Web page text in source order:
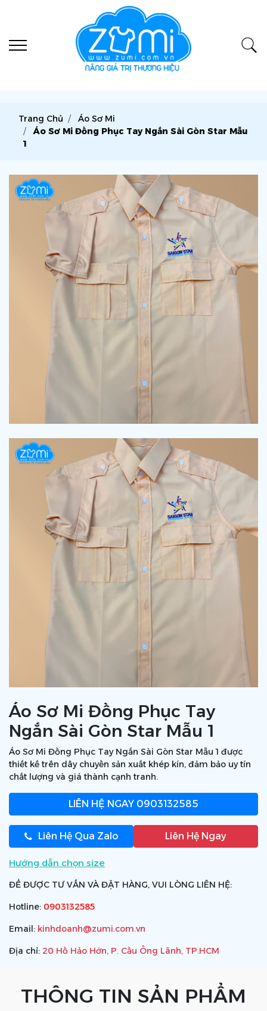
Trang Chủ
Áo Sơ Mi
Áo Sơ Mi Đồng Phục Tay Ngắn Sài Gòn Star Mẫu
1
Áo Sơ Mi Đồng Phục Tay
Ngắn Sài Gòn Star Mẫu 1
Áo Sơ Mi Đồng Phục Tay Ngắn Sài Gòn Star Mẫu 1 được
thiết kế trên dây chuyền sản xuất khép kín, đảm bảo uy tín
chất lượng và giá thành cạnh tranh.
LIÊN HỆ NGAY 0903132585
Liên Hệ Qua Zalo Liên Hệ Ngay
Hướng dẫn chọn size
ĐỂ ĐƯỢC TƯ VẤN VÀ ĐẶT HÀNG, VUI LÒNG LIÊN HỆ:
Hotline: 0903132585
Email: kinhdoanh@zumi.com.vn
Địa chỉ: 20 Hồ Hảo Hớn, P. Cầu Ông Lãnh, TP.HCM
THÔNG TIN SẢN PHẨM